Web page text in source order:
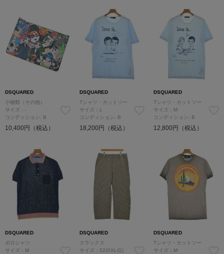
DSQUARED
小物類（その他）
サイズ：-
コンディション: B
10,400円（税込）
DSQUARED
Tシャツ・カットソー
サイズ：L
コンディション: B
18,200円（税込）
DSQUARED
Tシャツ・カットソー
サイズ：M
コンディション: B
12,800円（税込）
DSQUARED
ポロシャツ
サイズ：M
DSQUARED
スラックス
サイズ：52(XXL位)
DSQUARED
Tシャツ・カットソー
サイズ：M